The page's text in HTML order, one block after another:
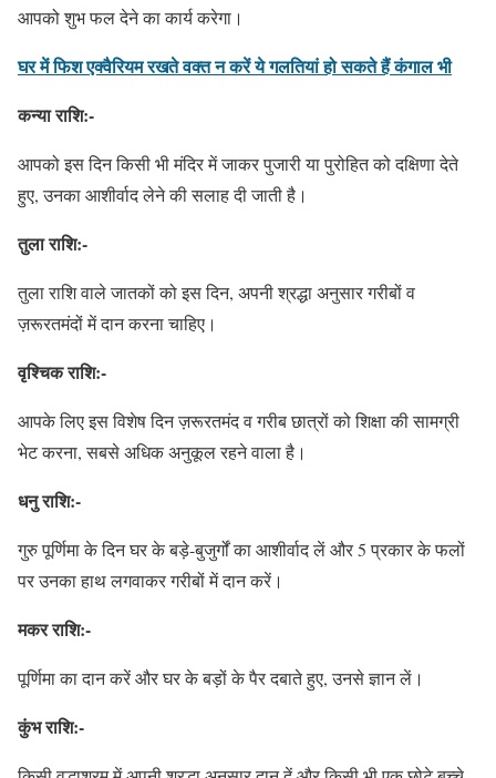
आपको शुभ फल देने का कार्य करेगा।
घर में फिश एक्‍वैरियम रखते वक्‍त न करें ये गलतियां हो सकते हैं कंगाल भी
कन्या राशि:-
आपको इस दिन किसी भी मंदिर में जाकर पुजारी या पुरोहित को दक्षिणा देते
हुए, उनका आशीर्वाद लेने की सलाह दी जाती है।
तुला राशि:-
तुला राशि वाले जातकों को इस दिन, अपनी श्रद्धा अनुसार गरीबों व
ज़रूरतमंदों में दान करना चाहिए।
वृश्चिक राशि:-
आपके लिए इस विशेष दिन ज़रूरतमंद व गरीब छात्रों को शिक्षा की सामग्री
भेट करना, सबसे अधिक अनुकूल रहने वाला है।
धनु राशि:-
गुरु पूर्णिमा के दिन घर के बड़े-बुजुर्गों का आशीर्वाद लें और 5 प्रकार के फलों
पर उनका हाथ लगवाकर गरीबों में दान करें।
मकर राशि:-
पूर्णिमा का दान करें और घर के बड़ों के पैर दबाते हुए, उनसे ज्ञान लें।
कुंभ राशि:-